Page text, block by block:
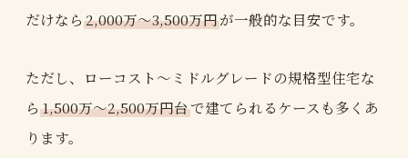
だけなら 2,000万〜3,500万円が一般的な目安です。
ただし、ローコスト〜ミドルグレードの規格型住宅な
ら 1,500万〜2,500万円台で建てられるケースも多くあ
ります。